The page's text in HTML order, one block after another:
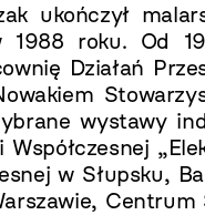
ukończył
1988 roku. Od
Działań
wystawy
w Słupsku,